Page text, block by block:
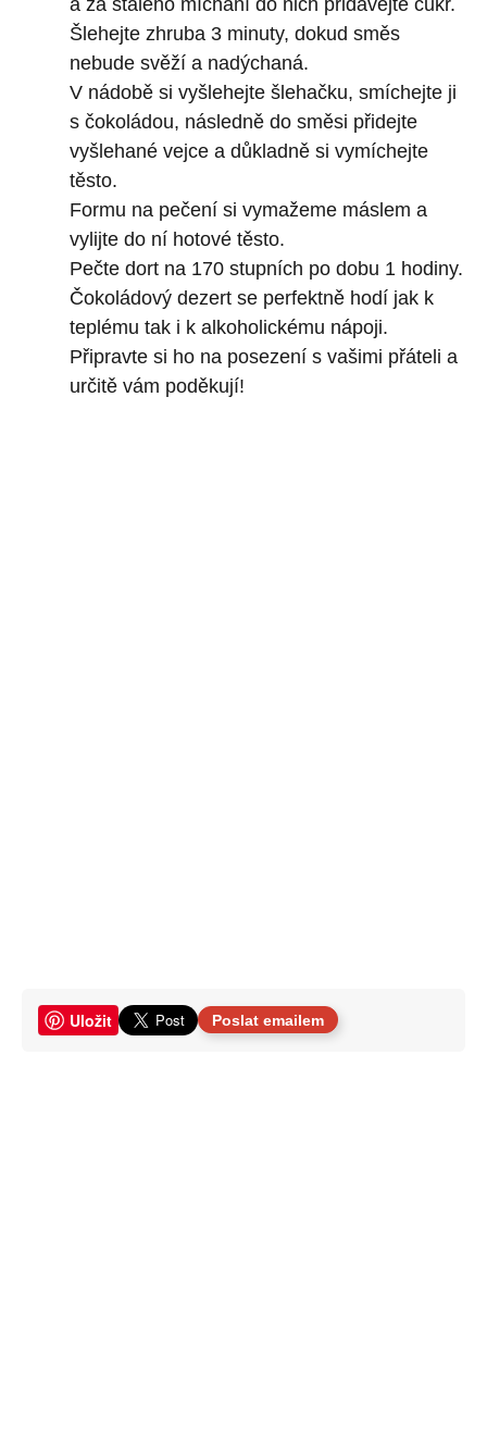
Šlehejte zhruba 3 minuty, dokud směs
nebude svěží a nadýchaná.
V nádobě si vyšlehejte šlehačku, smíchejte ji
s čokoládou, následně do směsi přidejte
vyšlehané vejce a důkladně si vymíchejte
těsto.
Formu na pečení si vymažeme máslem a
vylijte do ní hotové těsto.
Pečte dort na 170 stupních po dobu 1 hodiny.
Čokoládový dezert se perfektně hodí jak k
teplému tak i k alkoholickému nápoji.
Připravte si ho na posezení s vašimi přáteli a
určitě vám poděkují!
Uložit Poslat emailem